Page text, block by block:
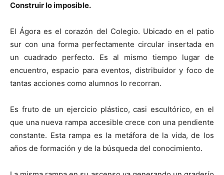
Construir lo imposible.
El Ágora es el corazón del Colegio. Ubicado en el patio
sur con una forma perfectamente circular insertada en
un cuadrado perfecto. Es al mismo tiempo lugar de
encuentro, espacio para eventos, distribuidor y foco de
tantas acciones como alumnos lo recorran.
Es fruto de un ejercicio plástico, casi escultórico, en el
que una nueva rampa accesible crece con una pendiente
constante. Esta rampa es la metáfora de la vida, de los
años de formación y de la búsqueda del conocimiento.